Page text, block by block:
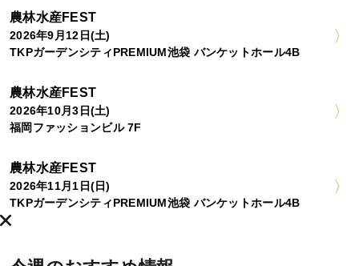
農林水産FEST
2026年9月12日(土)
TKPガーデンシティPREMIUM池袋 バンケットホール4B
農林水産FEST
2026年10月3日(土)
福岡ファッションビル 7F
農林水産FEST
2026年11月1日(日)
TKPガーデンシティPREMIUM池袋 バンケットホール4B